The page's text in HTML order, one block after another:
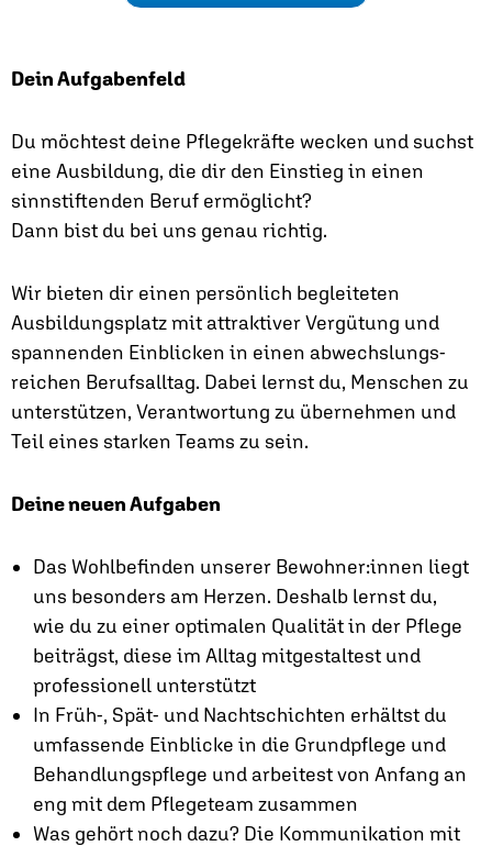
Dein Aufgabenfeld
Du möchtest deine Pflegekräfte wecken und suchst
eine Ausbildung, die dir den Einstieg in einen
sinnstiftenden Beruf ermöglicht?
Dann bist du bei uns genau richtig.
Wir bieten dir einen persönlich begleiteten
Ausbildungsplatz mit attraktiver Vergütung und
spannenden Einblicken in einen abwechslungs­
reichen Berufsalltag. Dabei lernst du, Menschen zu
unterstützen, Verantwortung zu übernehmen und
Teil eines starken Teams zu sein.
Deine neuen Aufgaben
Das Wohlbefinden unserer Bewohner:innen liegt
uns besonders am Herzen. Deshalb lernst du,
wie du zu einer optimalen Qualität in der Pflege
beiträgst, diese im Alltag mitgestaltest und
professionell unterstützt
In Früh-, Spät- und Nachtschichten erhältst du
umfassende Einblicke in die Grundpflege und
Behandlungspflege und arbeitest von Anfang an
eng mit dem Pflegeteam zusammen
Was gehört noch dazu? Die Kommunikation mit